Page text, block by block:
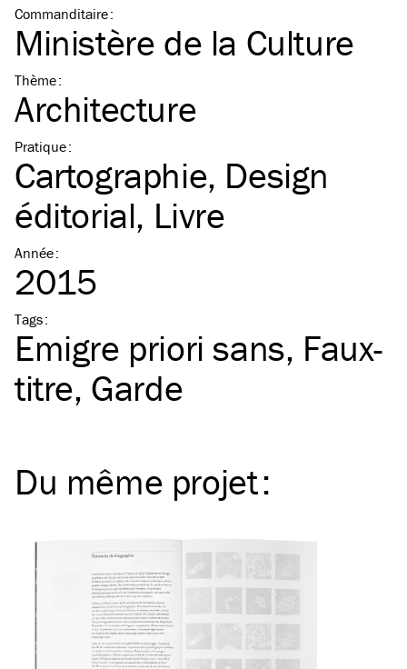
Commanditaire:
Ministère de la Culture
Thème:
Architecture
Pratique:
Cartographie Design
éditorial Livre
Année:
2015
Tags:
Emigre priori sans Faux-
titre Garde
Du même projet: